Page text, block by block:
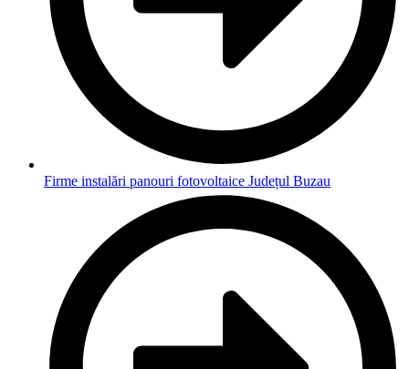
Firme instalări panouri fotovoltaice Județul Buzau